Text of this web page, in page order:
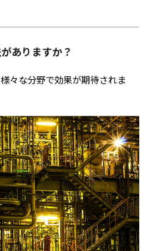
ありますか？
々な分野で効果が期待されま